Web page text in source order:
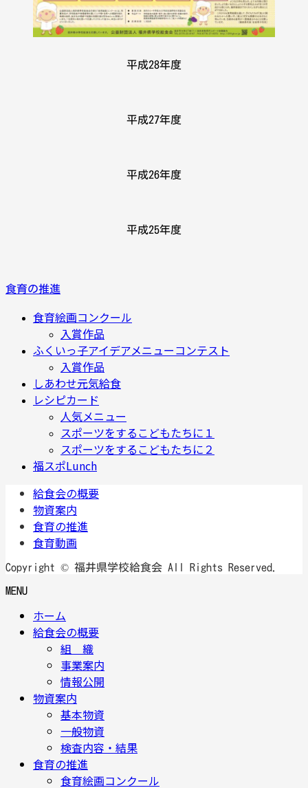
平成28年度
平成27年度
平成26年度
平成25年度
食育の推進
食育絵画コンクール
入賞作品
ふくいっ子アイデアメニューコンテスト
入賞作品
しあわせ元気給食
レシピカード
人気メニュー
スポーツをするこどもたちに１
スポーツをするこどもたちに２
福スポLunch
給食会の概要
物資案内
食育の推進
食育動画
Copyright © 福井県学校給食会 All Rights Reserved.
MENU
ホーム
給食会の概要
組 織
事業案内
情報公開
物資案内
基本物資
一般物資
検査内容・結果
食育の推進
食育絵画コンクール